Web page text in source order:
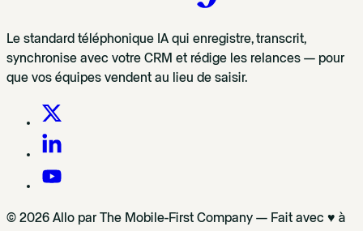
Le standard téléphonique IA qui enregistre, transcrit,
synchronise avec votre CRM et rédige les relances — pour
que vos équipes vendent au lieu de saisir.
© 2026 Allo par The Mobile-First Company — Fait avec ♥ à